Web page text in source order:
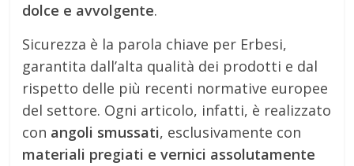
dolce e avvolgente.
Sicurezza è la parola chiave per Erbesi,
garantita dall’alta qualità dei prodotti e dal
rispetto delle più recenti normative europee
del settore. Ogni articolo, infatti, è realizzato
con angoli smussati, esclusivamente con
materiali pregiati e vernici assolutamente